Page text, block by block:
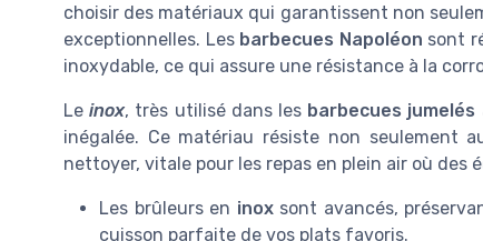
choisir des matériaux qui garantissent non
exceptionnelles. Les barbecues Napoléon sont
inoxydable, ce qui assure une résistance à la
Leinox, très utilisé dans les barbecues jumelés
inégalée. Ce matériau résiste non seulement
nettoyer, vitale pour les repas en plein air où
Les brûleurs en inoxsont avancés,
cuisson parfaite de vos plats favoris.